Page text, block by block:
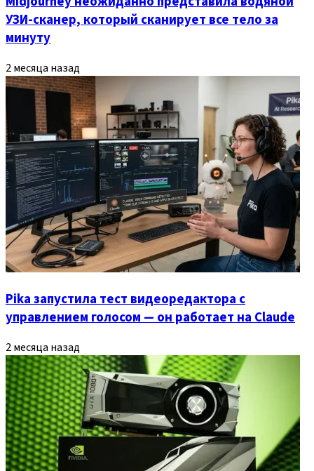
УЗИ-сканер, который сканирует все тело за
минуту
2 месяца назад
Pika запустила тест видеоредактора с
управлением голосом — он работает на Claude
2 месяца назад